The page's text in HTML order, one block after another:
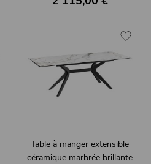
Table à manger extensible
céramique marbrée brillante